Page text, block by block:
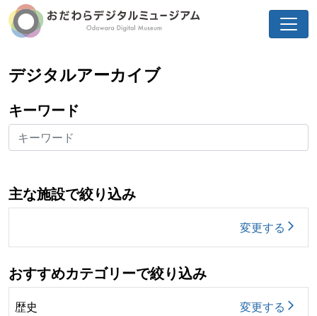
デジタルアーカイブ
キーワード
主な施設で絞り込み
変更する arrow_forward_ios
おすすめカテゴリーで絞り込み
変更する arrow_forward_ios
歴史